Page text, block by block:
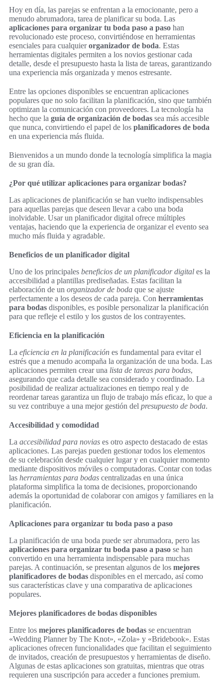
Hoy en día, las parejas se enfrentan a la emocionante, pero a
menudo abrumadora, tarea de planificar su boda. Las
aplicaciones para organizar tu boda paso a paso han
revolucionado este proceso, convirtiéndose en herramientas
esenciales para cualquierorganizador de boda. Estas
herramientas digitales permiten a los novios gestionar cada
detalle, desde el presupuesto hasta la lista de tareas, garantizando
una experiencia más organizada y menos estresante.
Entre las opciones disponibles se encuentran aplicaciones
populares que no solo facilitan la planificación, sino que también
optimizan la comunicación con proveedores. La tecnología ha
hecho que la guía de organización de bodas sea más accesible
que nunca, convirtiendo el papel de los planificadores de boda
en una experiencia más fluida.
Bienvenidos a un mundo donde la tecnología simplifica la magia
de su gran día.
¿Por qué utilizar aplicaciones para organizar bodas?
Las aplicaciones de planificación se han vuelto indispensables
para aquellas parejas que deseen llevar a cabo una boda
inolvidable. Usar un planificador digital ofrece múltiples
ventajas, haciendo que la experiencia de organizar el evento sea
mucho más fluida y agradable.
Beneficios de un planificador digital
Uno de los principales beneficios de un planificador digital es la
accesibilidad a plantillas prediseñadas. Estas facilitan la
elaboración de un organizador de boda que se ajuste
perfectamente a los deseos de cada pareja. Con herramientas
para bodas disponibles, es posible personalizar la planificación
para que refleje el estilo y los gustos de los contrayentes.
Eficiencia en la planificación
La eficiencia en la planificación es fundamental para evitar el
estrés que a menudo acompaña la organización de una boda. Las
aplicaciones permiten crear una lista de tareas para bodas,
asegurando que cada detalle sea considerado y coordinado. La
posibilidad de realizar actualizaciones en tiempo real y de
reordenar tareas garantiza un flujo de trabajo más eficaz, lo que a
su vez contribuye a una mejor gestión del presupuesto de boda.
Accesibilidad y comodidad
La accesibilidad para novias es otro aspecto destacado de estas
aplicaciones. Las parejas pueden gestionar todos los elementos
de su celebración desde cualquier lugar y en cualquier momento
mediante dispositivos móviles o computadoras. Contar con todas
las herramientas para bodas centralizadas en una única
plataforma simplifica la toma de decisiones, proporcionando
además la oportunidad de colaborar con amigos y familiares en la
planificación.
Aplicaciones para organizar tu boda paso a paso
La planificación de una boda puede ser abrumadora, pero las
aplicaciones para organizar tu boda paso a paso se han
convertido en una herramienta indispensable para muchas
parejas. A continuación, se presentan algunos de los mejores
planificadores de bodas disponibles en el mercado, así como
sus características clave y una comparativa de aplicaciones
populares.
Mejores planificadores de bodas disponibles
Entre los mejores planificadores de bodas se encuentran
«Wedding Planner by The Knot», «Zola» y «Bridebook». Estas
aplicaciones ofrecen funcionalidades que facilitan el seguimiento
de invitados, creación de presupuestos y herramientas de diseño.
Algunas de estas aplicaciones son gratuitas, mientras que otras
requieren una suscripción para acceder a funciones premium.